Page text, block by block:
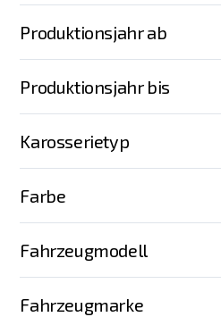
Produktionsjahr ab
Produktionsjahr bis
Karosserietyp
Farbe
Fahrzeugmodell
Fahrzeugmarke